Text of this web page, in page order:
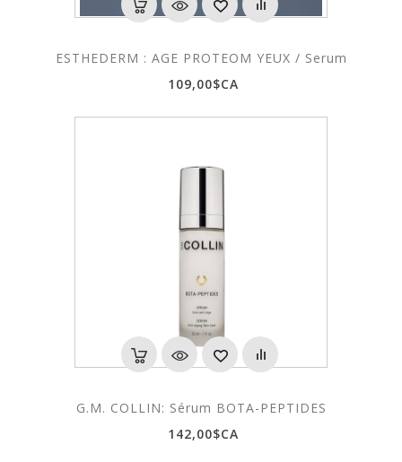
ESTHEDERM : AGE PROTEOM YEUX / Serum
109,00$CA
G.M. COLLIN: Sérum BOTA-PEPTIDES
142,00$CA